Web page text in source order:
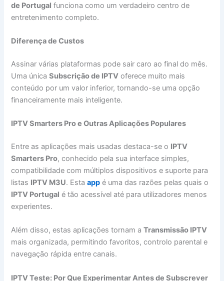
de Portugal funciona como um verdadeiro centro de
entretenimento completo.
Diferença de Custos
Assinar várias plataformas pode sair caro ao final do mês.
Uma únicaSubscrição de IPTV oferece muito mais
conteúdo por um valor inferior, tornando-se uma opção
financeiramente mais inteligente.
IPTV Smarters Pro e Outras Aplicações Populares
Entre as aplicações mais usadas destaca-se o IPTV
Smarters Pro, conhecido pela sua interface simples,
compatibilidade com múltiplos dispositivos e suporte para
listas IPTV M3U. Estaapp é uma das razões pelas quais o
IPTV Portugal é tão acessível até para utilizadores menos
experientes.
Além disso, estas aplicações tornam aTransmissão IPTV
mais organizada, permitindo favoritos, controlo parental e
navegação rápida entre canais.
IPTV Teste: Por Que Experimentar Antes de Subscrever